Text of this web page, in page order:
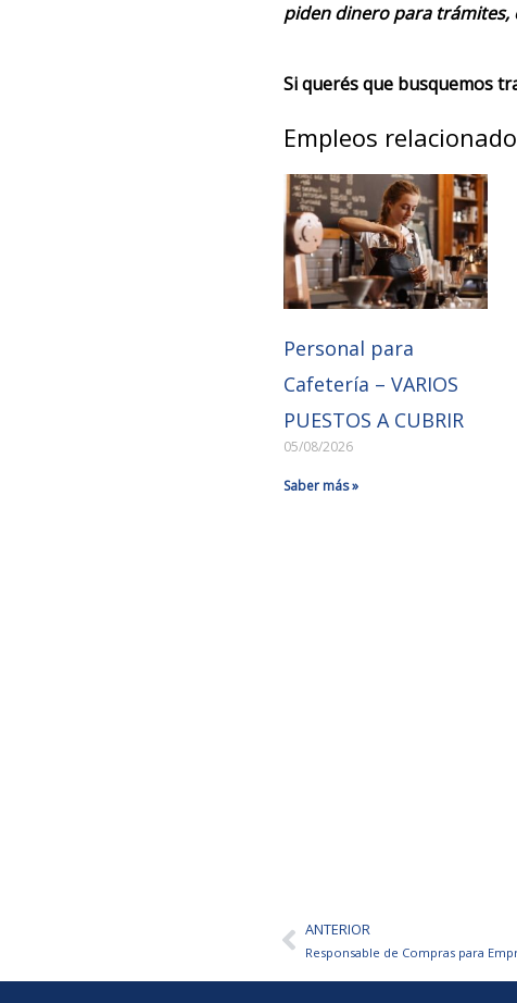
piden dinero para trámites,
Si querés que busquemos
Empleos
Personal para
Cafetería – VARIOS
PUESTOS A CUBRIR
05/08/2026
Saber más »
AntANTERIOR
Responsable de Compras para